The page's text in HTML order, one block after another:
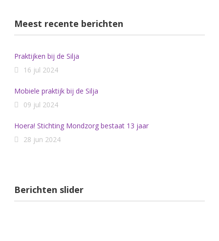
Meest recente berichten
Praktijken bij de Silja
16 jul 2024
Mobiele praktijk bij de Silja
09 jul 2024
Hoera! Stichting Mondzorg bestaat 13 jaar
28 jun 2024
Berichten slider